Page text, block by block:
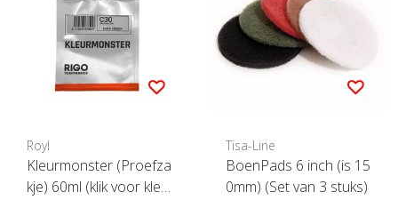
Royl
Kleurmonster (Proefza
kje) 60ml (klik voor kleu
Tisa-Line
BoenPads 6 inch (is 15
0mm) (Set van 3 stuks)